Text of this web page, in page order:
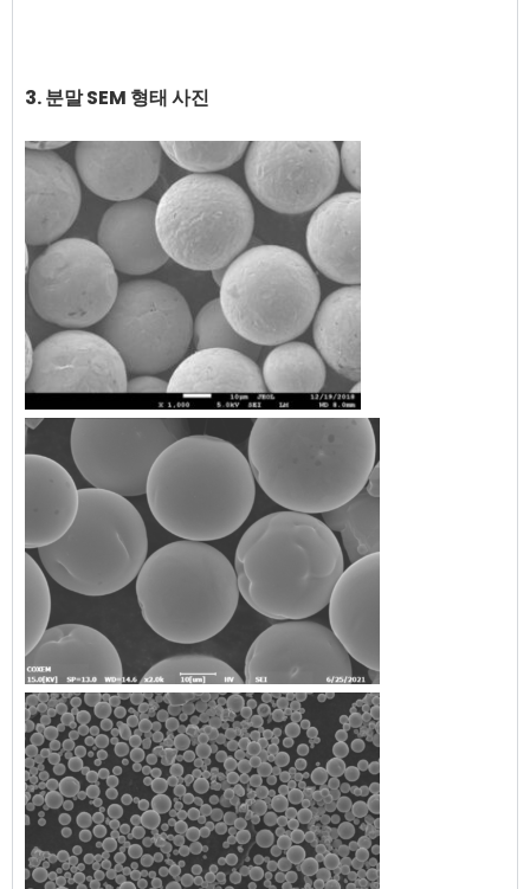
3. 분말 SEM 형태 사진